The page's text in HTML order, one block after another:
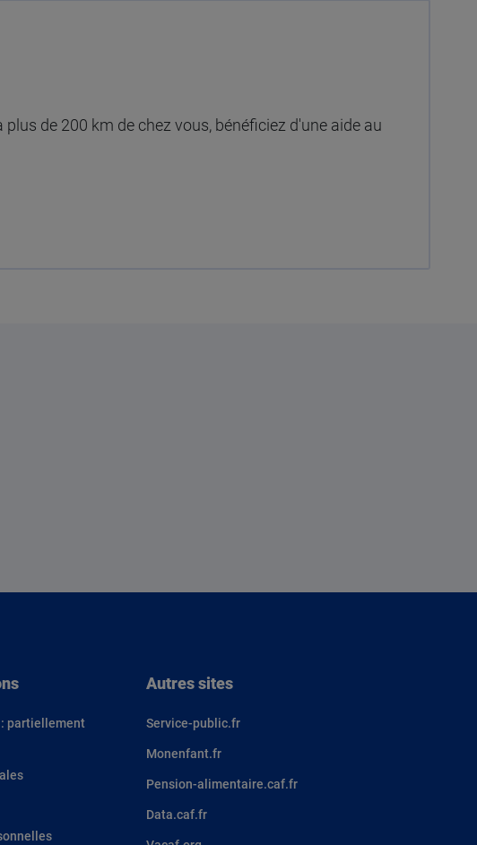
de 200 km de chez vous, bénéficiez d'une aide au
partiellement
Autres sites
Service-public.fr
Monenfant.fr
Pension-alimentaire.caf.fr
Data.caf.fr